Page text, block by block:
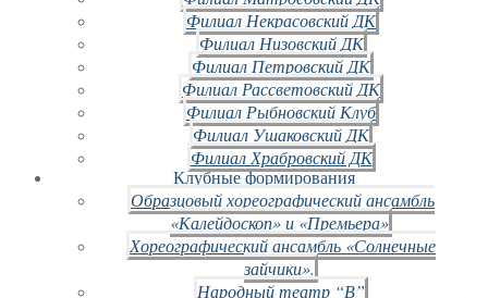
Филиал Некрасовский ДК
Филиал Низовский ДК
Филиал Петровский ДК
Филиал Рассветовский ДК
Филиал Рыбновский Клуб
Филиал Ушаковский ДК
Филиал Храбровский ДК
Клубные формирования
Образцовый хореографический ансамбль
«Калейдоскоп» и «Премьера»
Хореографический ансамбль «Солнечные
зайчики».
Народный театр “В”